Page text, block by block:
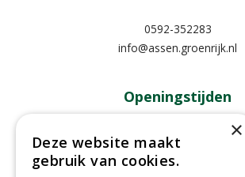
0592-352283
info@assen.groenrijk.nl
Openingstijden
09:00 - 18:00
Dinsdag
Woensdag
×
Deze website maakt
gebruik van cookies.